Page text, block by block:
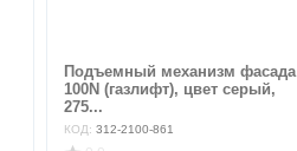
Подъемный механизм фасада
100N (газлифт), цвет серый,
275...
КОД: 312-2100-861